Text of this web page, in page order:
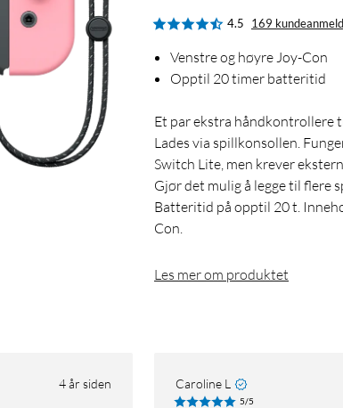
4.5 169
Venstre og høyre Joy-Con
Opptil 20 timer batteritid
Et par ekstra håndkontrollere
Lades via spillkonsollen.
Switch Lite, men krever
Gjør det mulig å legge til flere
Batteritid på opptil 20 t.
Con.
Les mer om produktet
4 år siden Caroline L
5/5